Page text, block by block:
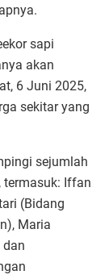
sapi
akan
6 Juni 2025,
sekitar yang
sejumlah
termasuk: Iffan
(Bidang
Maria
dan